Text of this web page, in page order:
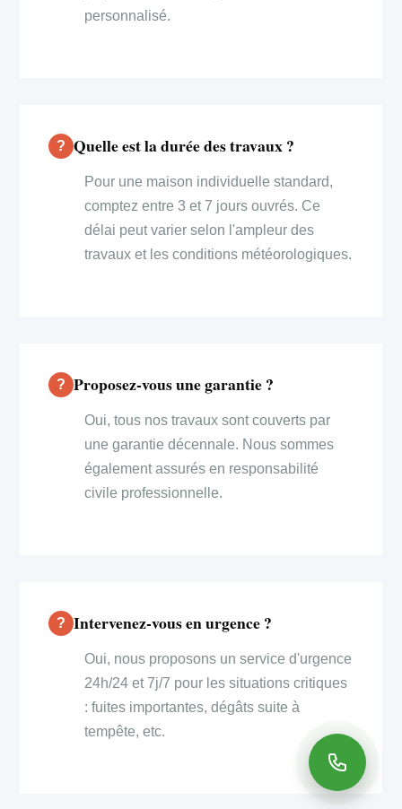
personnalisé.
Quelle est la durée des travaux ?
Pour une maison individuelle standard,
comptez entre 3 et 7 jours ouvrés. Ce
délai peut varier selon l'ampleur des
travaux et les conditions météorologiques.
Proposez-vous une garantie ?
Oui, tous nos travaux sont couverts par
une garantie décennale. Nous sommes
également assurés en responsabilité
civile professionnelle.
Intervenez-vous en urgence ?
Oui, nous proposons un service d'urgence
24h/24 et 7j/7 pour les situations critiques
: fuites importantes, dégâts suite à
tempête, etc.